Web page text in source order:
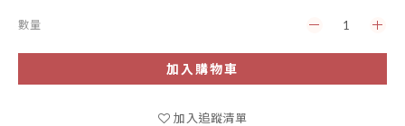
數量
加入購物車
加入追蹤清單